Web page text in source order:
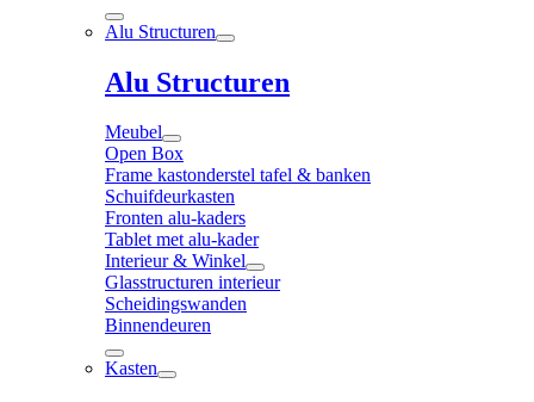
Alu Structuren
Alu Structuren
Meubel
Open Box
Frame kastonderstel tafel & banken
Schuifdeurkasten
Fronten alu-kaders
Tablet met alu-kader
Interieur & Winkel
Glasstructuren interieur
Scheidingswanden
Binnendeuren
Kasten